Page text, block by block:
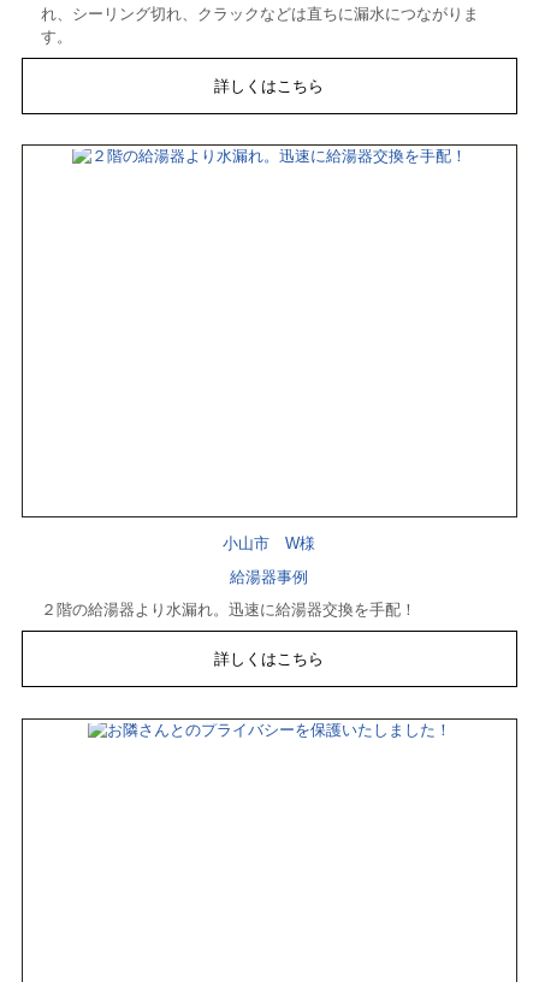
れ、シーリング切れ、クラックなどは直ちに漏水につながりま
す。
詳しくはこちら
小山市 W様
給湯器事例
２階の給湯器より水漏れ。迅速に給湯器交換を手配！
詳しくはこちら